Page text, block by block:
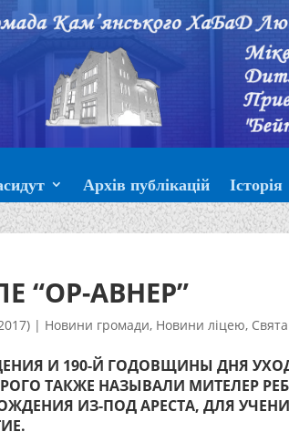
Архів публікацій Історія
“ОР-АВНЕР”
| Новини громади, Новини ліцею,
И 190-Й ГОДОВЩИНЫ ДНЯ
ТАКЖЕ НАЗЫВАЛИ МИТЕЛЕР
ИЗ-ПОД АРЕСТА, ДЛЯ